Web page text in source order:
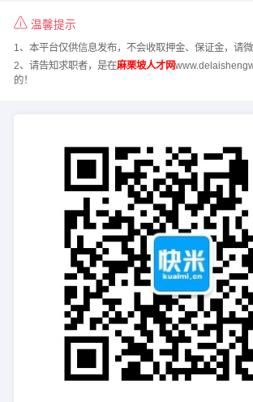
温馨提示
1、本平台仅供信息发布，不会收取押金、保证金，请微
2、请告知求职者，是在麻栗坡人才网
的！